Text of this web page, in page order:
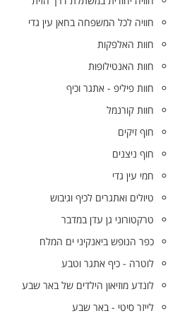
חוויה לכל המשפחה בחאן עין גדי
חוות האלפקות
חוות האנטילופות
חוות פיליפ - אתגר וכיף
חוות קורנמל
חוף זיקים
חוף ניצנים
חמי עין גדי
טיולים ואתגרים לכיף וגיבוש
טרקטורוני גן עדן במדבר
כפר הנופש ביאנקיני ים המלח
לוטרה - כיף אתגר וטבע
לונדע מוזיאון הילדים של באר שבע
לייזר סיטי - באר שבע